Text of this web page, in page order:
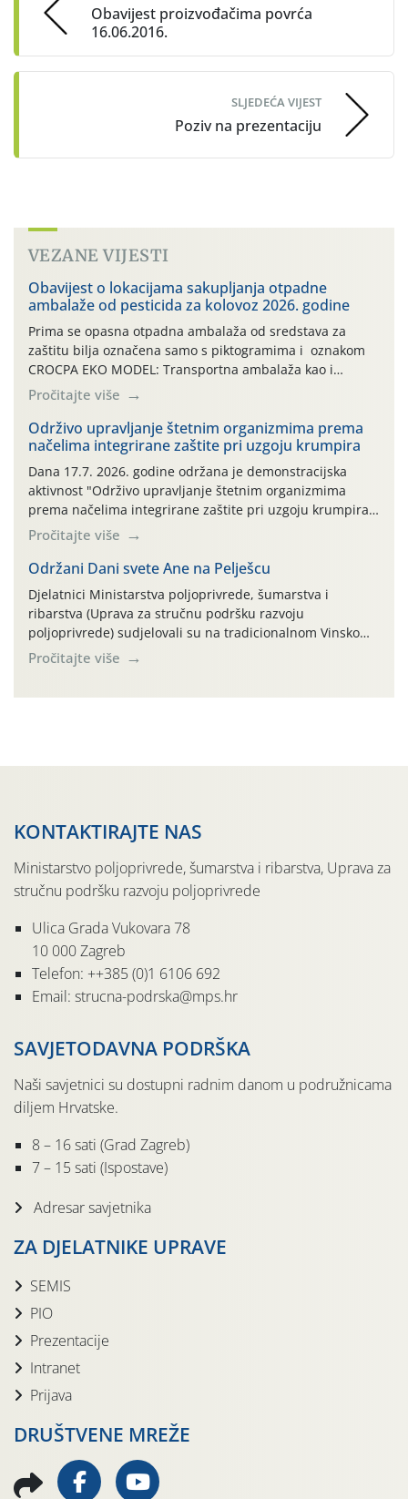
Obavijest proizvođačima povrća
16.06.2016.
SLJEDEĆA VIJEST
Poziv na prezentaciju
VEZANE VIJESTI
Obavijest o lokacijama sakupljanja otpadne
ambalaže od pesticida za kolovoz 2026. godine
Prima se opasna otpadna ambalaža od sredstava za
zaštitu bilja označena samo s piktogramima i oznakom
CROCPA EKO MODEL: Transportna ambalaža kao i
ambalaža drugih proizvoda koji nisu sredstva za zaštitu
bilja (npr. ambalaža od mineralnih gnojiva,) se ne
prihvaća. Korisnicima je osiguran besplatni povrat
prazne ambalaže isključivo ovih tvrtki: AGROCHEM-MAKS,
AGRONOM, ALBAUGH TKI* (PINUS […]
Pročitajte više
Održivo upravljanje štetnim organizmima prema
načelima integrirane zaštite pri uzgoju krumpira
Dana 17.7. 2026. godine održana je demonstracijska
aktivnost "Održivo upravljanje štetnim organizmima
prema načelima integrirane zaštite pri uzgoju krumpira"
na pokusnom polju "Poredje", kraj naselja Belica (ARKOD
parcela ID 2445031) (središnji dio Međimurske županije).
Pročitajte više
Održani Dani svete Ane na Pelješcu
Djelatnici Ministarstva poljoprivrede, šumarstva i
ribarstva (Uprava za stručnu podršku razvoju
poljoprivrede) sudjelovali su na tradicionalnom Vinskom
forumu, održanom 24.07.2026. godine u Domu vinarske
tradicije u Putnikovićima na poluotoku Pelješcu, u
Pročitajte više
KONTAKTIRAJTE NAS
Ministarstvo poljoprivrede, šumarstva i ribarstva, Uprava za
stručnu podršku razvoju poljoprivrede
Ulica Grada Vukovara 78
10 000 Zagreb
Telefon: ++385 (0)1 6106 692
Email: strucna-podrska@mps.hr
SAVJETODAVNA PODRŠKA
Naši savjetnici su dostupni radnim danom u podružnicama
diljem Hrvatske.
8 – 16 sati (Grad Zagreb)
7 – 15 sati (Ispostave)
Adresar savjetnika
ZA DJELATNIKE UPRAVE
SEMIS
PIO
Prezentacije
Intranet
Prijava
DRUŠTVENE MREŽE